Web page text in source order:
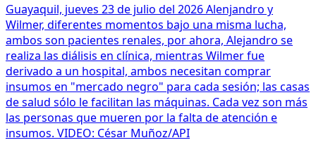
Guayaquil, jueves 23 de julio del 2026 Alenjandro y
Wilmer, diferentes momentos bajo una misma lucha,
ambos son pacientes renales, por ahora, Alejandro se
realiza las diálisis en clínica, mientras Wilmer fue
derivado a un hospital, ambos necesitan comprar
insumos en "mercado negro" para cada sesión; las casas
de salud sólo le facilitan las máquinas. Cada vez son más
las personas que mueren por la falta de atención e
insumos. VIDEO: César Muñoz/API